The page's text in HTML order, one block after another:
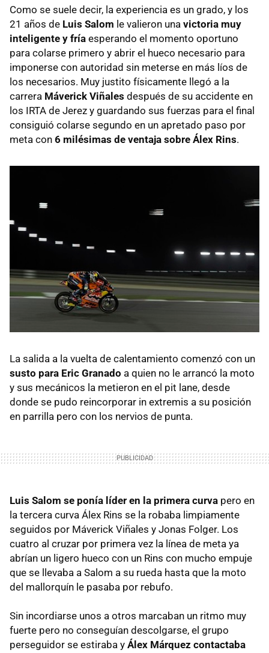
Como se suele decir, la experiencia es un grado, y los
21 años de Luis Salom le valieron una victoria muy
inteligente y fría esperando el momento oportuno
para colarse primero y abrir el hueco necesario para
imponerse con autoridad sin meterse en más líos de
los necesarios. Muy justito físicamente llegó a la
carrera Máverick Viñales después de su accidente en
los IRTA de Jerez y guardando sus fuerzas para el final
consiguió colarse segundo en un apretado paso por
meta con 6 milésimas de ventaja sobre Álex Rins.
La salida a la vuelta de calentamiento comenzó con un
susto para Eric Granado a quien no le arrancó la moto
y sus mecánicos la metieron en el pit lane, desde
donde se pudo reincorporar in extremis a su posición
en parrilla pero con los nervios de punta.
Luis Salom se ponía líder en la primera curva pero en
la tercera curva Álex Rins se la robaba limpiamente
seguidos por Máverick Viñales y Jonas Folger. Los
cuatro al cruzar por primera vez la línea de meta ya
abrían un ligero hueco con un Rins con mucho empuje
que se llevaba a Salom a su rueda hasta que la moto
del mallorquín le pasaba por rebufo.
Sin incordiarse unos a otros marcaban un ritmo muy
fuerte pero no conseguían descolgarse, el grupo
perseguidor se estiraba y Álex Márquez contactaba